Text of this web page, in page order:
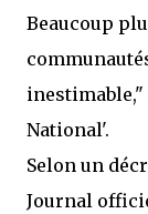
Beaucoup
National'.
Selon un
Journal